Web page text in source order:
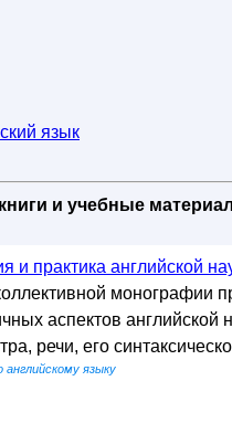
язык
и учебные
и практика английской
монографии
аспектов английской
речи, его
английскому языку